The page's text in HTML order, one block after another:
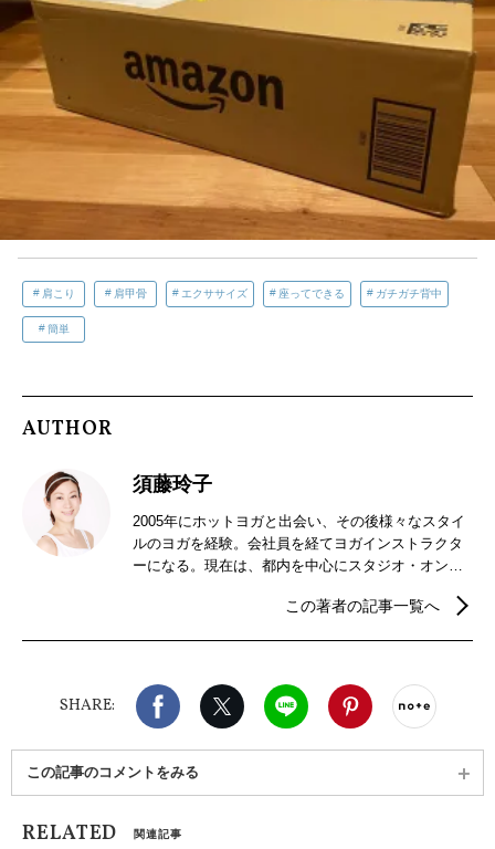
肩こり 肩甲骨 エクササイズ 座ってできる ガチガチ背中
簡単
AUTHOR
須藤玲子
2005年にホットヨガと出会い、その後様々なスタイ
ルのヨガを経験。会社員を経てヨガインストラクタ
ーになる。現在は、都内を中心にスタジオ・オンラ
ガまで、静と動（陰と陽）のバランスを大切にヨガ
この著者の記事一覧へ
SHARE:
Facebook X（旧twitter）
LINE Pinterest
この記事のコメントをみる
RELATED 関連記事